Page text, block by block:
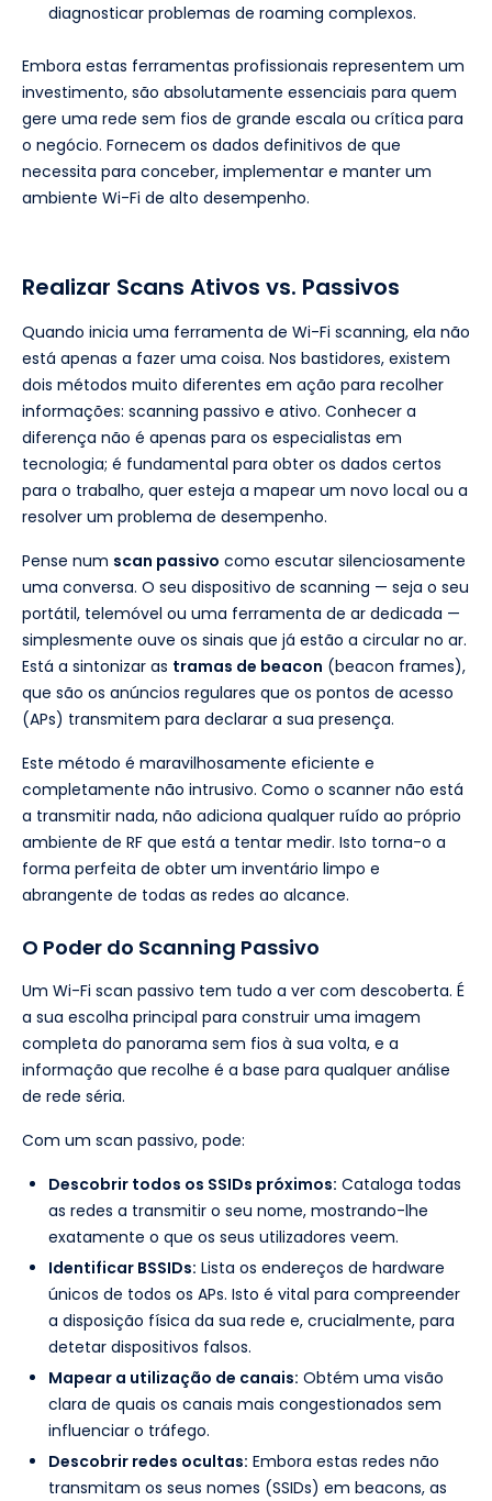
diagnosticar problemas de roaming complexos.
Embora estas ferramentas profissionais representem um
investimento, são absolutamente essenciais para quem
gere uma rede sem fios de grande escala ou crítica para
o negócio. Fornecem os dados definitivos de que
necessita para conceber, implementar e manter um
ambiente Wi-Fi de alto desempenho.
Realizar Scans Ativos vs. Passivos
Quando inicia uma ferramenta de Wi-Fi scanning, ela não
está apenas a fazer uma coisa. Nos bastidores, existem
dois métodos muito diferentes em ação para recolher
informações: scanning passivo e ativo. Conhecer a
diferença não é apenas para os especialistas em
tecnologia; é fundamental para obter os dados certos
para o trabalho, quer esteja a mapear um novo local ou a
resolver um problema de desempenho.
Pense num scan passivo como escutar silenciosamente
uma conversa. O seu dispositivo de scanning — seja o seu
portátil, telemóvel ou uma ferramenta de ar dedicada —
simplesmente ouve os sinais que já estão a circular no ar.
Está a sintonizar as tramas de beacon (beacon frames),
que são os anúncios regulares que os pontos de acesso
(APs) transmitem para declarar a sua presença.
Este método é maravilhosamente eficiente e
completamente não intrusivo. Como o scanner não está
a transmitir nada, não adiciona qualquer ruído ao próprio
ambiente de RF que está a tentar medir. Isto torna-o a
forma perfeita de obter um inventário limpo e
abrangente de todas as redes ao alcance.
O Poder do Scanning Passivo
Um Wi-Fi scan passivo tem tudo a ver com descoberta. É
a sua escolha principal para construir uma imagem
completa do panorama sem fios à sua volta, e a
informação que recolhe é a base para qualquer análise
de rede séria.
Com um scan passivo, pode:
Descobrir todos os SSIDs próximos: Cataloga todas
as redes a transmitir o seu nome, mostrando-lhe
exatamente o que os seus utilizadores veem.
Identificar BSSIDs: Lista os endereços de hardware
únicos de todos os APs. Isto é vital para compreender
a disposição física da sua rede e, crucialmente, para
detetar dispositivos falsos.
Mapear a utilização de canais: Obtém uma visão
clara de quais os canais mais congestionados sem
influenciar o tráfego.
Descobrir redes ocultas: Embora estas redes não
transmitam os seus nomes (SSIDs) em beacons, as